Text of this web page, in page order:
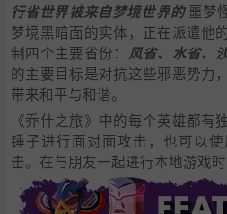
行省世界被来自梦境世界的 噩梦
梦境黑暗面的实体，正在派遣他
制四个主要省份：
风省、水省、
的主要目标是对抗这些邪恶势力
带来和平与和谐。
《乔什之旅》中的每个英雄都有
锤子进行面对面攻击，也可以
击。在与朋友一起进行本地游戏